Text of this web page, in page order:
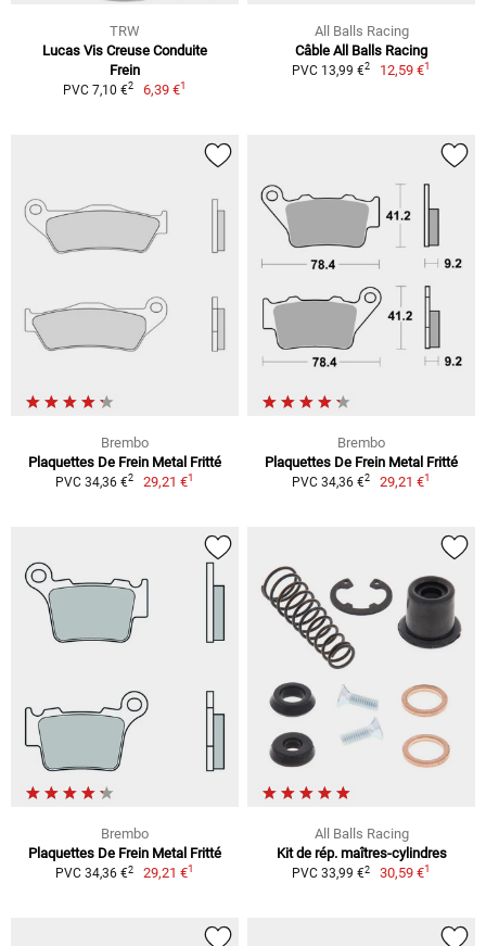
TRW
Lucas Vis Creuse Conduite
Frein
PVC 7,10 €2 6,39 €1
All Balls Racing
Câble All Balls Racing
PVC 13,99 €2 12,59 €1
Brembo
Plaquettes De Frein Metal Fritté
PVC 34,36 €2 29,21 €1
Brembo
Plaquettes De Frein Metal Fritté
PVC 34,36 €2 29,21 €1
Brembo
Plaquettes De Frein Metal Fritté
PVC 34,36 €2 29,21 €1
All Balls Racing
Kit de rép. maîtres-cylindres
PVC 33,99 €2 30,59 €1